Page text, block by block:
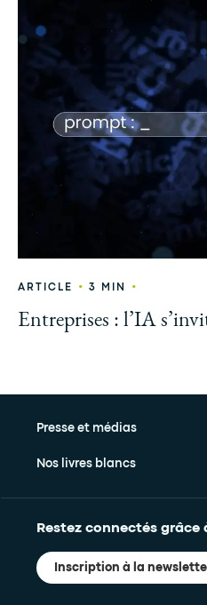
ARTICLE • 3 MIN •
Entreprises : l’IA
Presse et médias
Nos livres blancs
Restez connectés
Inscription à la